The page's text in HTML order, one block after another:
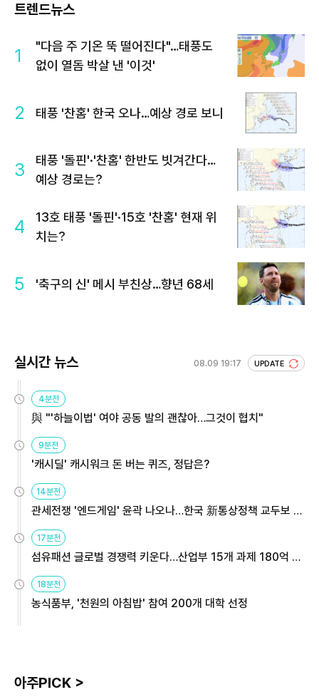
트렌드뉴스
1
"다음 주 기온 뚝 떨어진다"…태풍도
없이 열돔 박살 낸 '이것'
2 태풍 '찬홈' 한국 오나…예상 경로 보니
3
태풍 '돌핀'·'찬홈' 한반도 빗겨간다…
예상 경로는?
4
13호 태풍 '돌핀'·15호 '찬홈' 현재 위
치는?
5 '축구의 신' 메시 부친상…향년 68세
실시간 뉴스 08.09 19:17 UPDATE
4분전
與 "'하늘이법' 여야 공동 발의 괜찮아…그것이 협치"
9분전
'캐시딜' 캐시워크 돈 버는 퀴즈, 정답은?
14분전
관세전쟁 '엔드게임' 윤곽 나오나…한국 新통상정책 교두보 활
용해야
17분전
섬유패션 글로벌 경쟁력 키운다…산업부 15개 과제 180억 지
원
18분전
농식품부, '천원의 아침밥' 참여 200개 대학 선정
아주PICK >